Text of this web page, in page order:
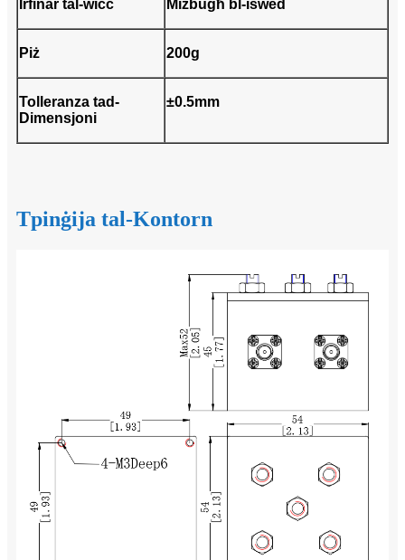
Irfinar tal-wiċċ Miżbugħ bl-iswed
Piż 200g
Tolleranza tad-
Dimensjoni
±0.5mm
Tpinġija tal-Kontorn